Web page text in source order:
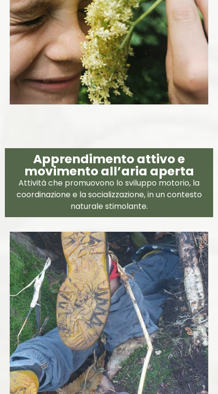
Apprendimento attivo e
movimento all’aria aperta
Attività che promuovono lo sviluppo motorio, la
coordinazione e la socializzazione, in un contesto
naturale stimolante.